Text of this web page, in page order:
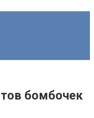
бомбочек